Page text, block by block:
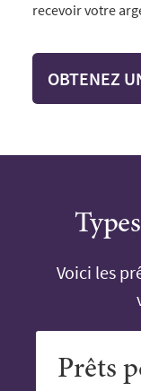
recevoir votre
OBTENEZ
Voici les
Prêts